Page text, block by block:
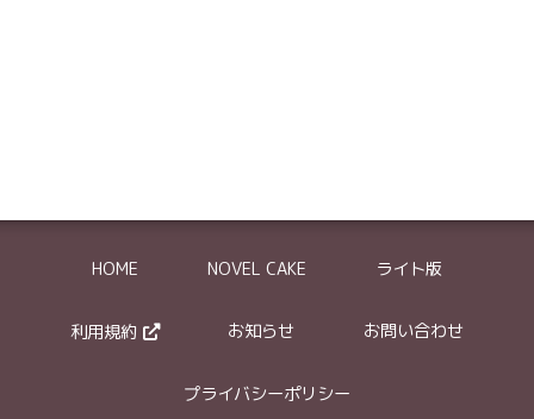
いては、どういった部分が元作品と類似しているかを具体的にお伝え下さい。
作品の盗作と思われます。登場人物の名前を変えているだけで●●というスト
HOME NOVEL CAKE ライト版
利用規約 お知らせ お問い合わせ
プライバシーポリシー